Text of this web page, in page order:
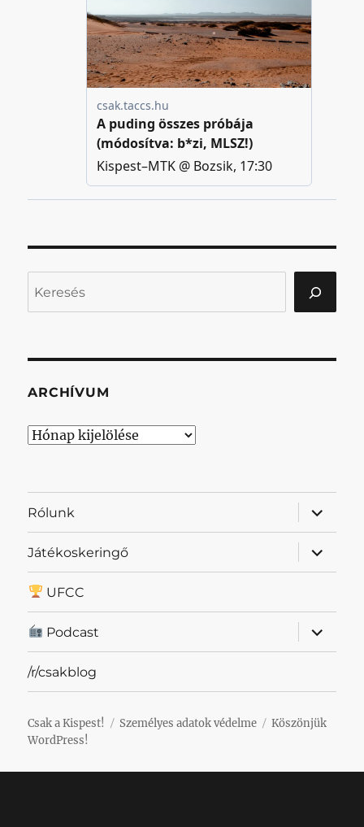
ARCHÍVUM
Archívum
Rólunk
almenü
Játékoskeringő
almenü
UFCC
Podcast
almenü
/r/csakblog
Csak a Kispest! Személyes adatok védelme
Köszönjük
WordPress!